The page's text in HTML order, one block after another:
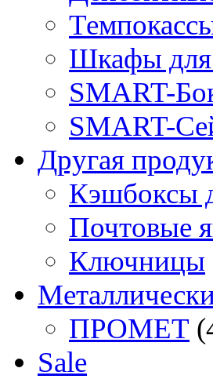
Шкафы для
SMART-
SMART-
Другая
Кэшбоксы
Почтовые
Ключницы
ПРОМЕТ
Sale